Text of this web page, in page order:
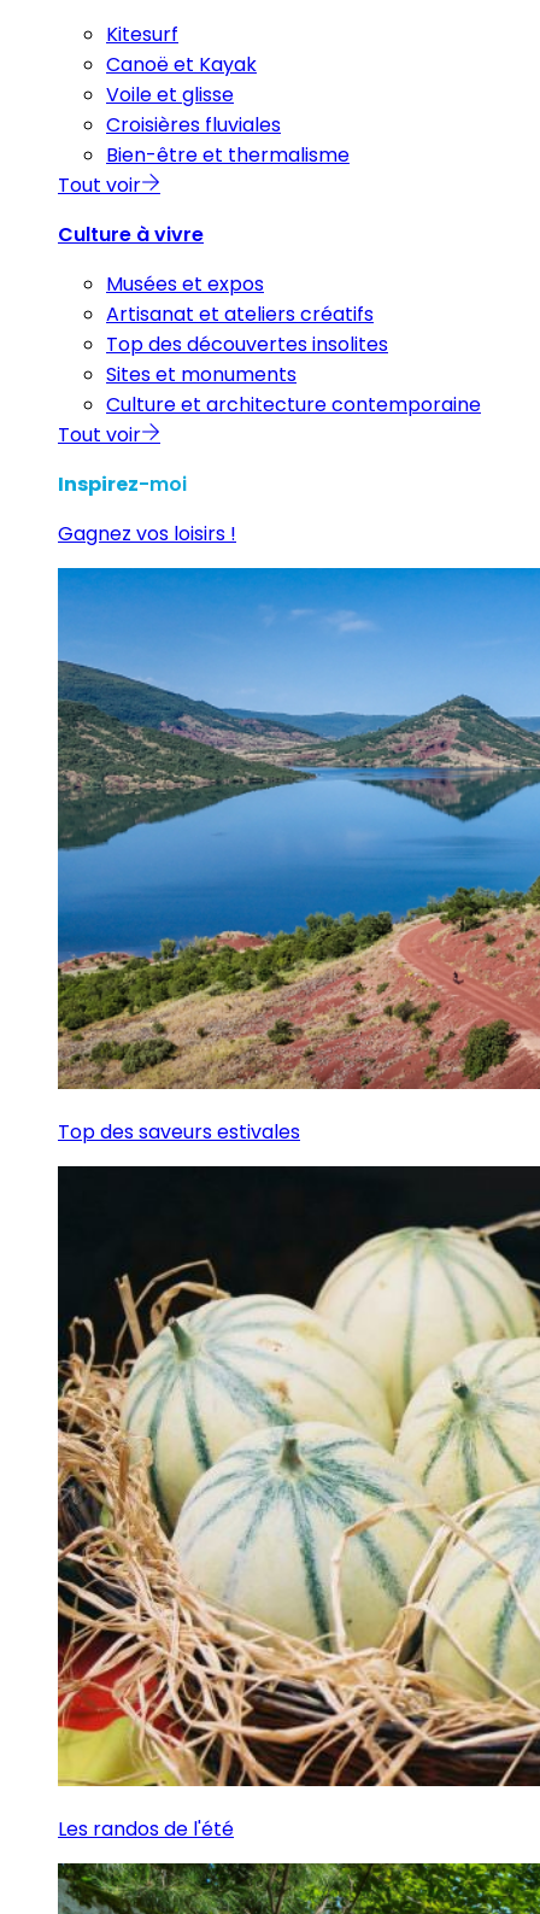
Kitesurf
Canoë et Kayak
Voile et glisse
Croisières fluviales
Bien-être et thermalisme
Tout voir
Culture à vivre
Musées et expos
Artisanat et ateliers créatifs
Top des découvertes insolites
Sites et monuments
Culture et architecture contemporaine
Tout voir
Inspirez-moi
Gagnez vos loisirs !
Top des saveurs estivales
Les randos de l'été